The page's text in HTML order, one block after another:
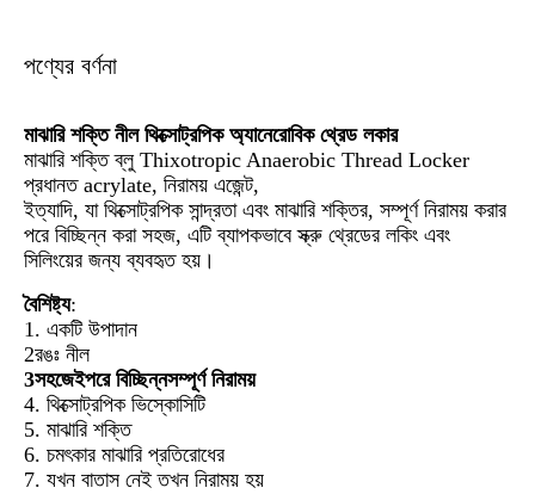
পণ্যের বর্ণনা
মাঝারি শক্তি নীল থিক্সোট্রপিক অ্যানেরোবিক থ্রেড লকার
মাঝারি শক্তি ব্লু Thixotropic Anaerobic Thread Locker
প্রধানত acrylate, নিরাময় এজেন্ট,
ইত্যাদি, যা থিক্সোট্রপিক সান্দ্রতা এবং মাঝারি শক্তির, সম্পূর্ণ নিরাময় করার
পরে বিচ্ছিন্ন করা সহজ, এটি ব্যাপকভাবে স্ক্রু থ্রেডের লকিং এবং
সিলিংয়ের জন্য ব্যবহৃত হয়।
বৈশিষ্ট্য:
1. একটি উপাদান
2রঙঃ নীল
3সহজেইপরে বিচ্ছিন্নসম্পূর্ণ নিরাময়
4. থিক্সোট্রপিক ভিস্কোসিটি
5. মাঝারি শক্তি
6. চমৎকার মাঝারি প্রতিরোধের
7. যখন বাতাস নেই তখন নিরাময় হয়